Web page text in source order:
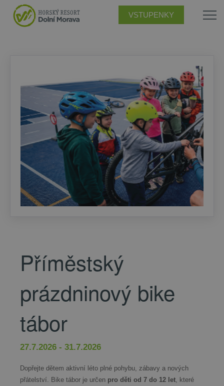
VSTUPENKY
Příměstský
prázdninový bike
tábor
27.7.2026 - 31.7.2026
Dopřejte dětem aktivní léto plné pohybu, zábavy a nových
přátelství. Bike tábor je určen pro děti od 7 do 12 let, které